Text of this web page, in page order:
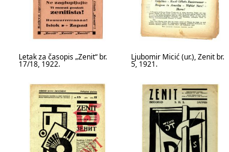
Letak za časopis „Zenit“ br.
17/18, 1922.
Ljubomir Micić (ur.), Zenit br.
5, 1921.